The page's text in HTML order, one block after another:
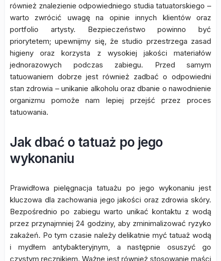
również znalezienie odpowiedniego studia tatuatorskiego –
warto zwrócić uwagę na opinie innych klientów oraz
portfolio artysty. Bezpieczeństwo powinno być
priorytetem; upewnijmy się, że studio przestrzega zasad
higieny oraz korzysta z wysokiej jakości materiałów
jednorazowych podczas zabiegu. Przed samym
tatuowaniem dobrze jest również zadbać o odpowiedni
stan zdrowia – unikanie alkoholu oraz dbanie o nawodnienie
organizmu pomoże nam lepiej przejść przez proces
tatuowania.
Jak dbać o tatuaż po jego
wykonaniu
Prawidłowa pielęgnacja tatuażu po jego wykonaniu jest
kluczowa dla zachowania jego jakości oraz zdrowia skóry.
Bezpośrednio po zabiegu warto unikać kontaktu z wodą
przez przynajmniej 24 godziny, aby zminimalizować ryzyko
zakażeń. Po tym czasie należy delikatnie myć tatuaż wodą
i mydłem antybakteryjnym, a następnie osuszyć go
czystym ręcznikiem. Ważne jest również stosowanie maści